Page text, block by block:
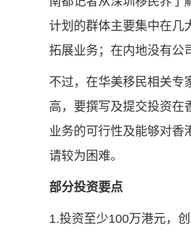
计划的群体主要集中在几
拓展业务；在内地没有公
不过，在华美移民相关专
高，要撰写及提交投资在
业务的可行性及能够对香
请较为困难。
部分投资要点
1.投资至少100万港元，